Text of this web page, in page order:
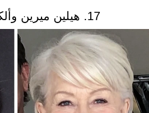
17. هيلين ميرين وألكسندرا غرانت